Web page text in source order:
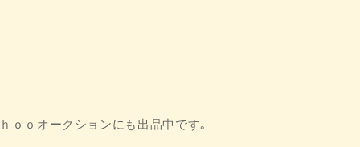
ｏｏオークションにも出品中です｡